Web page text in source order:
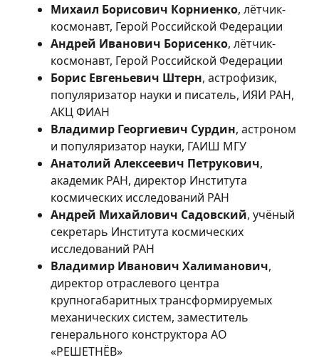
Михаил Борисович Корниенко, лётчик-
космонавт, Герой Российской Федерации
Андрей Иванович Борисенко, лётчик-
космонавт, Герой Российской Федерации
Борис Евгеньевич Штерн, астрофизик,
популяризатор науки и писатель, ИЯИ РАН,
АКЦ ФИАН
Владимир Георгиевич Сурдин, астроном
и популяризатор науки, ГАИШ МГУ
Анатолий Алексеевич Петрукович,
академик РАН, директор Института
космических исследований РАН
Андрей Михайлович Садовский, учёный
секретарь Института космических
исследований РАН
Владимир Иванович Халиманович,
директор отраслевого центра
крупногабаритных трансформируемых
механических систем, заместитель
генерального конструктора АО
«РЕШЕТНЁВ»